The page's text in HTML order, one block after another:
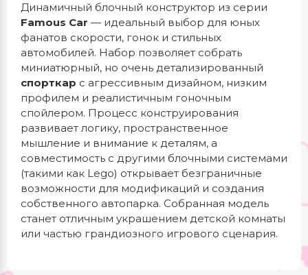
Динамичный блочный конструктор из серии
Famous Car — идеальный выбор для юных
фанатов скорости, гонок и стильных
автомобилей. Набор позволяет собрать
миниатюрный, но очень детализированный
спорткар с агрессивным дизайном, низким
профилем и реалистичным гоночным
спойлером. Процесс конструирования
развивает логику, пространственное
мышление и внимание к деталям, а
совместимость с другими блочными системами
(такими как Lego) открывает безграничные
возможности для модификаций и создания
собственного автопарка. Собранная модель
станет отличным украшением детской комнаты
или частью грандиозного игрового сценария.